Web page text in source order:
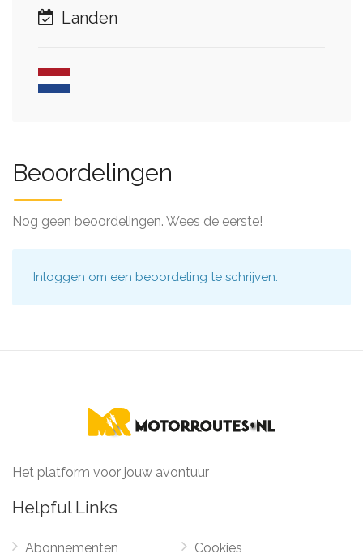
Landen
Beoordelingen
Nog geen beoordelingen. Wees de eerste!
Inloggen om een beoordeling te schrijven.
Het platform voor jouw avontuur
Helpful Links
Abonnementen Cookies